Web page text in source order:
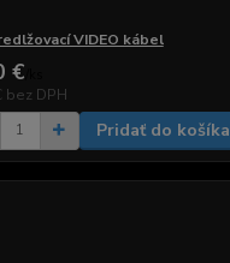
VIDEO kábel
€
bez DPH
Pridať do košíka